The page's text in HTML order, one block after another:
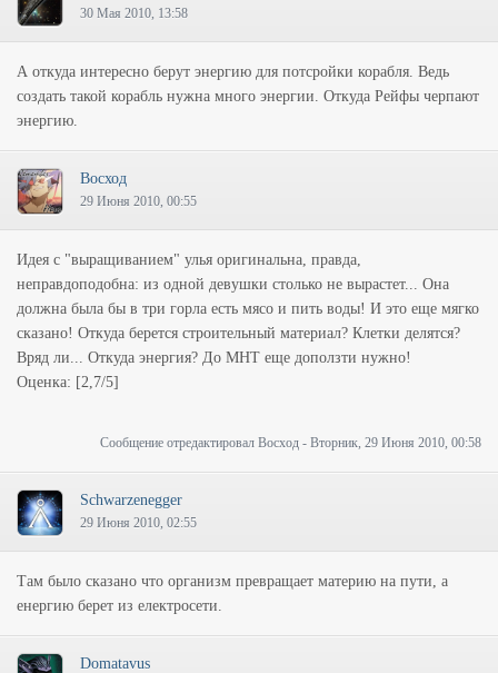
30 Мая 2010, 13:58
А откуда интересно берут энергию для потсройки корабля. Ведь
создать такой корабль нужна много энергии. Откуда Рейфы черпают
энергию.
Восход
29 Июня 2010, 00:55
Идея с "выращиванием" улья оригинальна, правда,
неправдоподобна: из одной девушки столько не вырастет... Она
должна была бы в три горла есть мясо и пить воды! И это еще мягко
сказано! Откуда берется строительный материал? Клетки делятся?
Вряд ли... Откуда энергия? До МНТ еще доползти нужно!
Оценка: [2,7/5]
Сообщение отредактировал Восход - Вторник, 29 Июня 2010, 00:58
Schwarzenegger
29 Июня 2010, 02:55
Там было сказано что организм превращает материю на пути, а
енергию берет из електросети.
Domatavus